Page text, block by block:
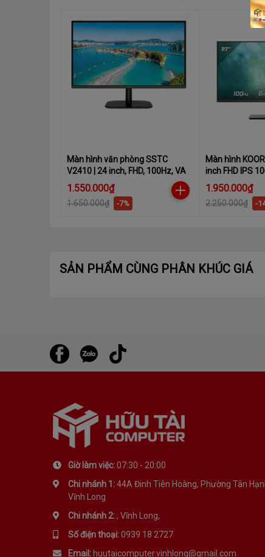
Màn hình văn phòng SSTC
V2410 | 24 inch, FHD, 100Hz, VA
1.550.000₫
1.650.000₫ -7%
Màn hình
inch FHD IPS
1.950.000₫
2.250.000₫ -
SẢN PHẨM CÙNG PHÂN KHÚC GIÁ
Giờ làm việc:07:30 - 20:00
Chi nhánh 1:44A Đinh Tiên Hoàng, Phường Tân
Vĩnh Long
Chi nhánh 2:, Vĩnh Long,
Số điện thoại:0939 18 2727
Email: huutaicomputer.vinhlong@gmail.com